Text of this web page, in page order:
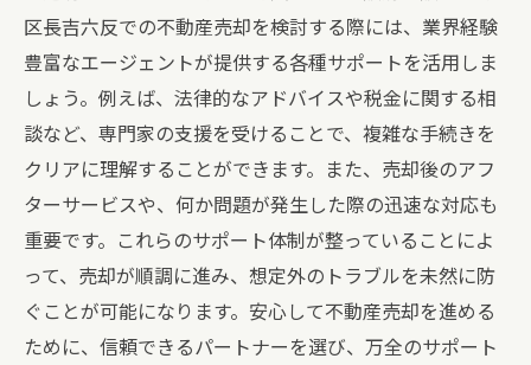
区長吉六反での不動産売却を検討する際には、業界経験
豊富なエージェントが提供する各種サポートを活用しま
しょう。例えば、法律的なアドバイスや税金に関する相
談など、専門家の支援を受けることで、複雑な手続きを
クリアに理解することができます。また、売却後のアフ
ターサービスや、何か問題が発生した際の迅速な対応も
重要です。これらのサポート体制が整っていることによ
って、売却が順調に進み、想定外のトラブルを未然に防
ぐことが可能になります。安心して不動産売却を進める
ために、信頼できるパートナーを選び、万全のサポート